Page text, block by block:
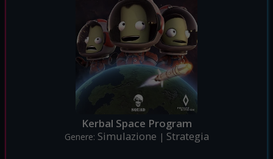
Kerbal Space Program
Genere: Simulazione | Strategia